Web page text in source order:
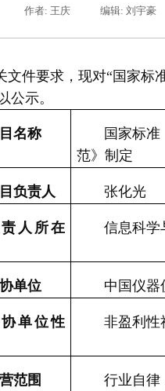
作者: 王庆 编辑: 刘宇豪
文件要求，现对“国家标
公示。
名称 国家标准
范》制定
负责人 张化光
人所在
信息科学
单位 中国仪器
单位性
非盈利性
范围
行业自律